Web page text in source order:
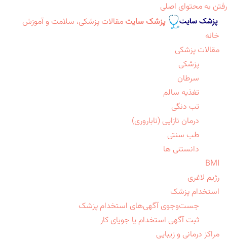
رفتن به محتوای اصلی
پزشک سایت مقالات پزشکی، سلامت و آموزش
خانه
مقالات پزشکی
پزشکی
سرطان
تغذیه سالم
تب دنگی
درمان نازایی (ناباروری)
طب سنتی
دانستنی ها
BMI
رژیم لاغری
استخدام پزشک
جست‌وجوی آگهی‌های استخدام پزشک
ثبت آگهی استخدام یا جویای کار
مراکز درمانی و زیبایی